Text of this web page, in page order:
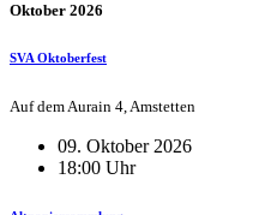
Oktober 2026
SVA Oktoberfest
Auf dem Aurain 4, Amstetten
09. Oktober 2026
18:00 Uhr